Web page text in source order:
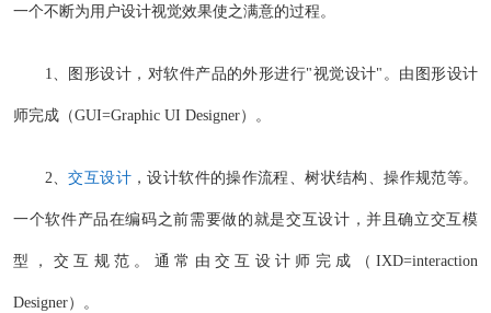
一个不断为用户设计视觉效果使之满意的过程。
1、图形设计，对软件产品的外形进行"视觉设计"。由图形设计
师完成（GUI=Graphic UI Designer）。
2、交互设计，设计软件的操作流程、树状结构、操作规范等。
一个软件产品在编码之前需要做的就是交互设计，并且确立交互模
型，交互规范。通常由交互设计师完成（IXD=interaction
Designer）。